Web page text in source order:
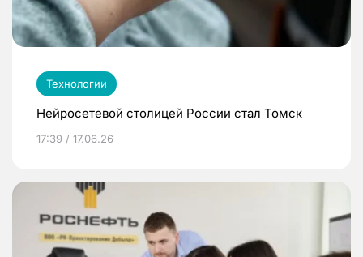
Технологии
Нейросетевой столицей России стал Томск
17:39 / 17.06.26